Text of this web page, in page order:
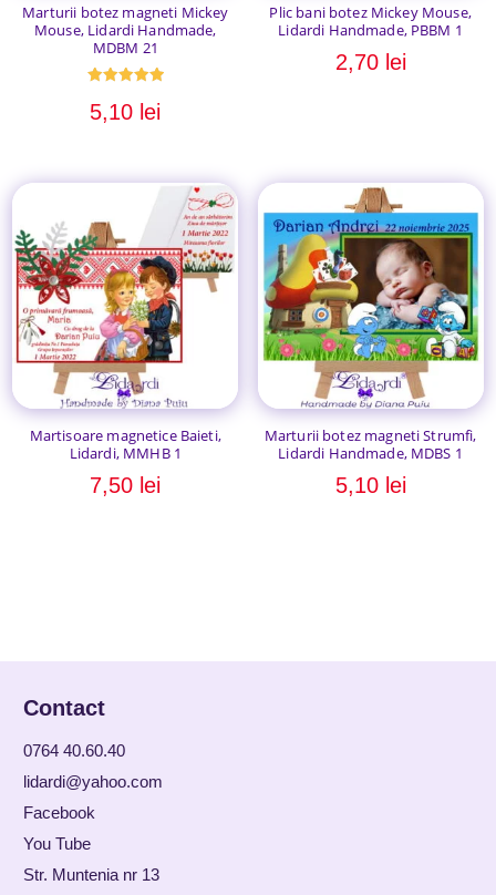
Marturii botez magneti Mickey
Mouse, Lidardi Handmade,
MDBM 21
5.00
din 5
5,10 lei
Plic bani botez Mickey Mouse,
Lidardi Handmade, PBBM 1
2,70 lei
Martisoare magnetice Baieti,
Lidardi, MMHB 1
7,50 lei
Marturii botez magneti Strumfi,
Lidardi Handmade, MDBS 1
5,10 lei
Contact
0764 40.60.40
lidardi@yahoo.com
Facebook
You Tube
Str. Muntenia nr 13